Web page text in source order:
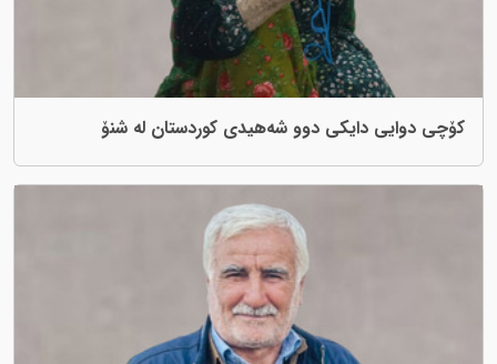
کۆچی دوایی دایکی دوو شەهیدی کوردستان لە شنۆ